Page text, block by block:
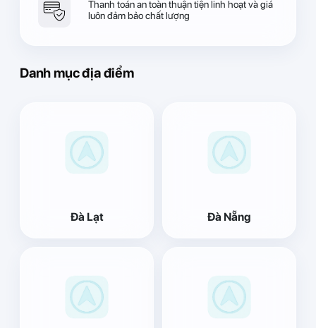
Thanh toán an toàn thuận tiện linh hoạt và giá
luôn đảm bảo chất lượng
Danh mục địa điểm
Đà Lạt Đà Nẵng